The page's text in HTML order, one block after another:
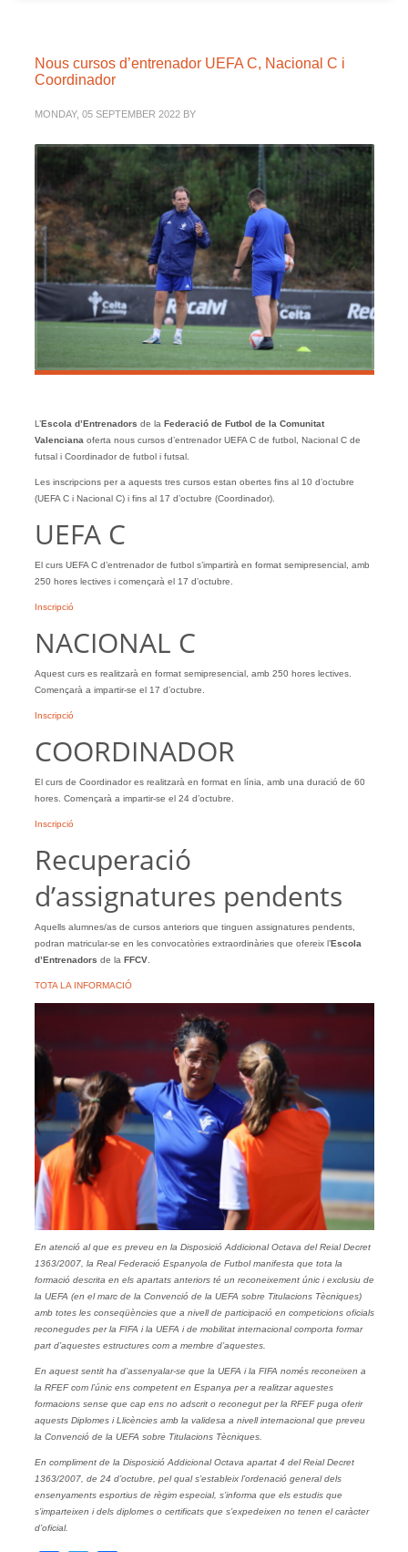
Nous cursos d’entrenador UEFA C, Nacional C i
Coordinador
MONDAY, 05 SEPTEMBER 2022 BY
L’Escola d’Entrenadors de la Federació de Futbol de la Comunitat
Valencianaoferta nous cursos d’entrenador UEFA C de futbol, Nacional C de
futsal i Coordinador de futbol i futsal.
Les inscripcions per a aquests tres cursos estan obertes fins al 10 d’octubre
(UEFA C i Nacional C) i fins al 17 d’octubre (Coordinador).
UEFA C
El curs UEFA C d’entrenador de futbol s’impartirà en format semipresencial, amb
250 hores lectives i començarà el 17 d’octubre.
Inscripció
NACIONAL C
Aquest curs es realitzarà en format semipresencial, amb 250 hores lectives.
Començarà a impartir-se el 17 d’octubre.
Inscripció
COORDINADOR
El curs de Coordinador es realitzarà en format en línia, amb una duració de 60
hores. Començarà a impartir-se el 24 d’octubre.
Inscripció
Recuperació
d’assignatures pendents
Aquells alumnes/as de cursos anteriors que tinguen assignatures pendents,
podran matricular-se en les convocatòries extraordinàries que ofereix l’Escola
d’Entrenadors de la FFCV.
TOTA LA INFORMACIÓ
En atenció al que es preveu en la Disposició Addicional Octava del Reial Decret
1363/2007, la Real Federació Espanyola de Futbol manifesta que tota la
formació descrita en els apartats anteriors té un reconeixement únic i exclusiu de
la UEFA (en el marc de la Convenció de la UEFA sobre Titulacions Tècniques)
amb totes les conseqüències que a nivell de participació en competicions oficials
reconegudes per la FIFA i la UEFA i de mobilitat internacional comporta formar
part d’aquestes estructures com a membre d’aquestes.
En aquest sentit ha d’assenyalar-se que la UEFA i la FIFA només reconeixen a
la RFEF com l’únic ens competent en Espanya per a realitzar aquestes
formacions sense que cap ens no adscrit o reconegut per la RFEF puga oferir
aquests Diplomes i Llicències amb la validesa a nivell internacional que preveu
la Convenció de la UEFA sobre Titulacions Tècniques.
En compliment de la Disposició Addicional Octava apartat 4 del Reial Decret
1363/2007, de 24 d’octubre, pel qual s’estableix l’ordenació general dels
ensenyaments esportius de règim especial, s’informa que els estudis que
s’imparteixen i dels diplomes o certificats que s’expedeixen no tenen el caràcter
d’oficial.